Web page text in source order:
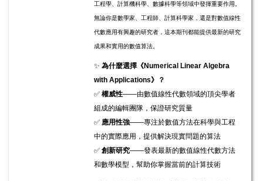
工程學、計算機科學、數據科學等領域中發揮重要作用。
無論你是數學家、工程師、計算科學家，還是對數值線性
代數應用有興趣的研究者，這本期刊都能提供最新的研究
成果和實用的數值算法。
✨ 為什麼選擇《Numerical Linear Algebra
with Applications》？
✅ 權威性——由數值線性代數領域的頂尖學者
組成的編輯團隊，保證研究質量
✅ 應用性強——專注於數值方法在科學與工程
中的實際應用，提供解決現實問題的算法
✅ 創新研究——發表最新的數值線性代數方法
和數學模型，幫助你掌握當前的計算技術